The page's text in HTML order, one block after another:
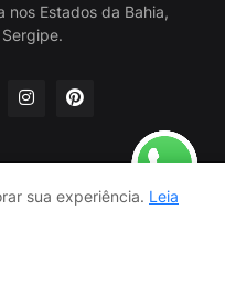
nos Estados da Bahia,
Privacidade
Contato
sua experiência. Leia